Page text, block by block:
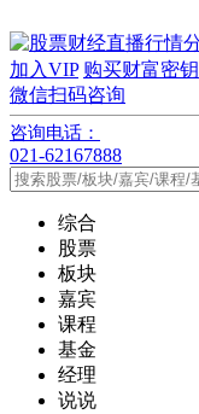
加入VIP 购买财富密钥
微信扫码咨询
咨询电话：
021-62167888
综合
股票
板块
嘉宾
课程
基金
经理
说说